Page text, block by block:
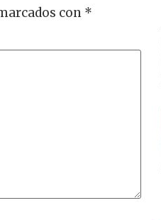
con *